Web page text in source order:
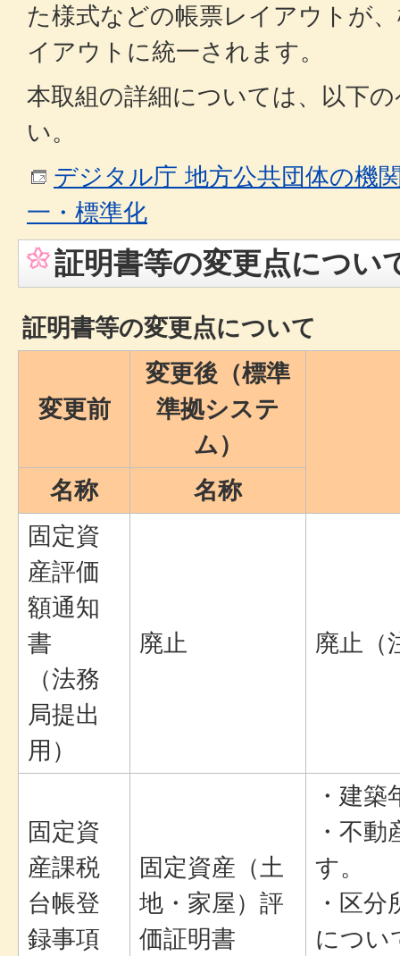
た様式などの帳票レイアウトが
イアウトに統一されます。
本取組の詳細については、以下
い。
デジタル庁 地方公共団体の機
一・標準化
証明書等の変更点につい
証明書等の変更点について
変更前
変更後（標準
準拠システ
ム）
名称
名称
固定資
産評価
額通知
書
（法務
局提出
用）
廃止 廃止（
固定資
産課税
台帳登
録事項
固定資産（土
地・家屋）評
価証明書
・建
・不
す。
・区
につい